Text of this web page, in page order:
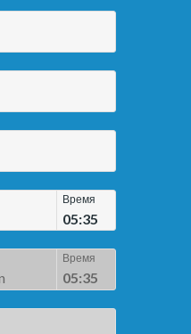
Время
05:35
Время
05:35